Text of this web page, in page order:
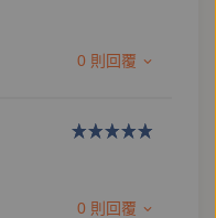
0 則回覆
0 則回覆